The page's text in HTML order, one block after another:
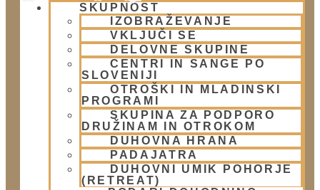
SKUPNOST
IZOBRAŽEVANJE
VKLJUČI SE
DELOVNE SKUPINE
CENTRI IN SANGE PO
SLOVENIJI
OTROŠKI IN MLADINSKI
PROGRAMI
SKUPINA ZA PODPORO
DRUŽINAM IN OTROKOM
DUHOVNA HRANA
PADAJATRA
DUHOVNI UMIK POHORJE
(RETREAT)
Klikni gumb spodaj.
Doniraj